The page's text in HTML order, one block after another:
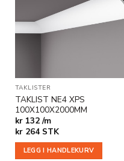
Legg til
ønskeliste
TAKLISTER
TAKLIST NE4 XPS
100X100X2000MM
kr 132 /m
kr264 STK
LEGG I HANDLEKURV